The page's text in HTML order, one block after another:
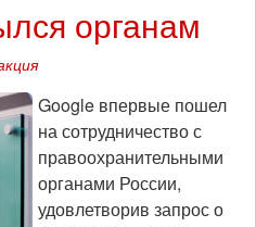
органам
Google впервые пошел
на сотрудничество с
правоохранительными
органами России,
удовлетворив запрос о